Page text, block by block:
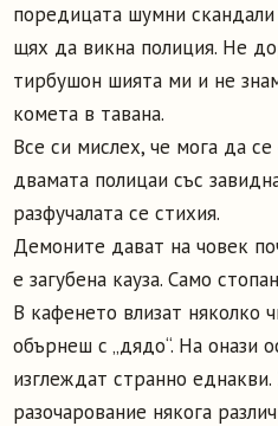
поредицата шумни
щях да викна полиция. Не
тирбушон шията ми и не
комета в тавана.
Все си мислех, че мога да
двамата полицаи със
разфучалата се стихия.
Демоните дават на човек
е загубена кауза. Само
В кафенето влизат няколко
обърнеш с „дядо“. На онази
изглеждат странно
разочарование някога